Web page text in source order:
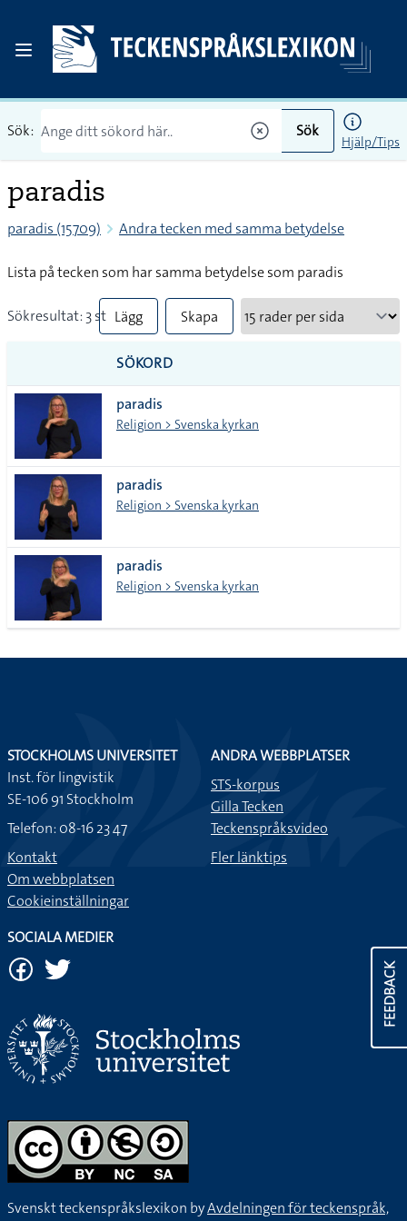
Sök: Sök
Hjälp/Tips
paradis
paradis (15709) Andra tecken med samma betydelse
Lista på tecken som har samma betydelse som paradis
Sökresultat: 3 st Lägg
till
alla i
lista
Skapa
SÖKORD
paradis
Religion > Svenska kyrkan
paradis
Religion > Svenska kyrkan
paradis
Religion > Svenska kyrkan
FEEDBACK
STOCKHOLMS UNIVERSITET
Inst. för lingvistik
SE-106 91 Stockholm
Telefon: 08-16 23 47
Kontakt
Om webbplatsen
Cookieinställningar
ANDRA WEBBPLATSER
STS-korpus
Gilla Tecken
Teckenspråksvideo
Fler länktips
SOCIALA MEDIER
Svenskt teckenspråkslexikon byAvdelningen för teckenspråk,